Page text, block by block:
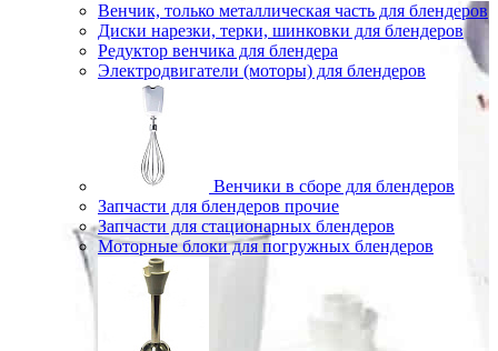
Венчик, только металлическая часть для блендеров
Диски нарезки, терки, шинковки для блендеров
Редуктор венчика для блендера
Электродвигатели (моторы) для блендеров
Венчики в сборе для блендеров
Запчасти для блендеров прочие
Запчасти для стационарных блендеров
Моторные блоки для погружных блендеров